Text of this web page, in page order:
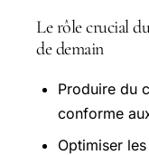
Le rôle crucial
de demain
Produire du
conforme
Optimiser